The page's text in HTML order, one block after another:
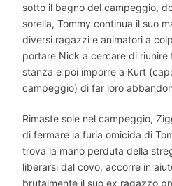
sotto il bagno del campeggio,
sorella, Tommy continua il suo
diversi ragazzi e animatori a
portare Nick a cercare di riunire
stanza e poi imporre a Kurt
campeggio) di far loro
Rimaste sole nel campeggio,
di fermare la furia omicida di
trova la mano perduta della
liberarsi dal covo, accorre in
brutalmente il suo ex ragazzo